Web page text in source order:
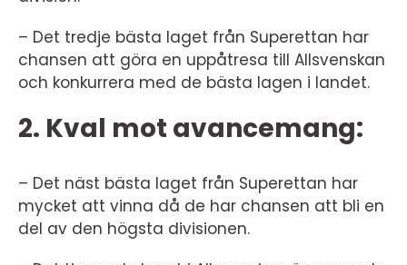
– Det tredje bästa laget från Superettan har
chansen att göra en uppåtresa till Allsvenskan
och konkurrera med de bästa lagen i landet.
2. Kval mot avancemang:
– Det näst bästa laget från Superettan har
mycket att vinna då de har chansen att bli en
del av den högsta divisionen.